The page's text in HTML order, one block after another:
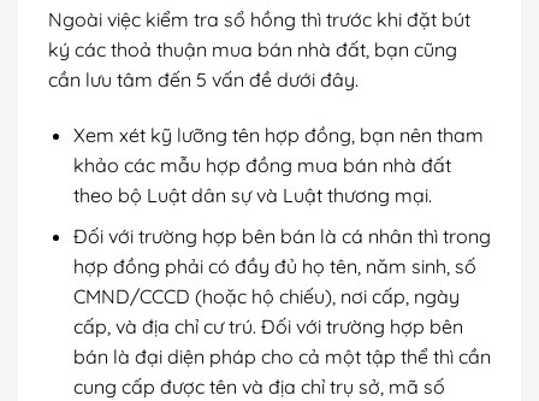
Ngoài việc kiểm tra sổ hồng thì trước khi đặt bút
ký các thoả thuận mua bán nhà đất, bạn cũng
cần lưu tâm đến 5 vấn đề dưới đây.
Xem xét kỹ lưỡng tên hợp đồng, bạn nên tham
khảo các mẫu hợp đồng mua bán nhà đất
theo bộ Luật dân sự và Luật thương mại.
Đối với trường hợp bên bán là cá nhân thì trong
hợp đồng phải có đầy đủ họ tên, năm sinh, số
CMND/CCCD (hoặc hộ chiếu), nơi cấp, ngày
cấp, và địa chỉ cư trú. Đối với trường hợp bên
bán là đại diện pháp cho cả một tập thể thì cần
cung cấp được tên và địa chỉ trụ sở, mã số